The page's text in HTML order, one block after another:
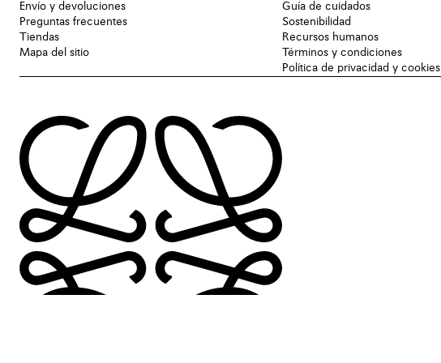
Envío y devoluciones
Preguntas frecuentes
Tiendas
Mapa del sitio
Guía de cuidados
Sostenibilidad
Recursos humanos
Términos y condiciones
Política de privacidad y cookies